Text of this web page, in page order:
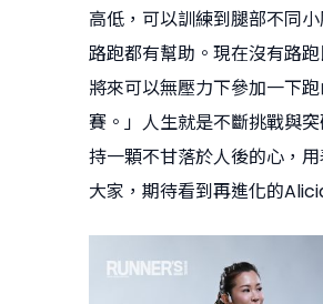
高低，可以訓練到腿部不同
路跑都有幫助。現在沒有路
將來可以無壓力下參加一下
賽。」人生就是不斷挑戰與
持一顆不甘落於人後的心，
大家，期待看到再進化的